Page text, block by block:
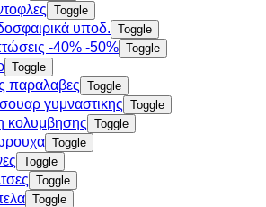
Toggle
υποδ. Toggle
-40% -50% Toggle
Toggle
παραλαβες Toggle
γυμναστικης Toggle
κολυμβησης Toggle
Toggle
Toggle
Toggle
Toggle